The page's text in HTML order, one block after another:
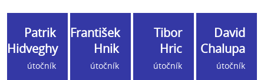
Patrik
Hidveghy
útočník
František
Hnik
útočník
Tibor
Hric
útočník
David
Chalupa
útočník